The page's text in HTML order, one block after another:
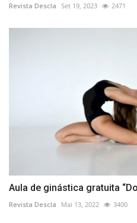
Revista Descla Set 19, 2023 2471
Aula de ginástica gratuita
Revista Descla Mai 13, 2022 3400